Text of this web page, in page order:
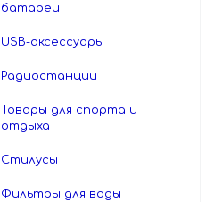
батареи
USB-аксессуары
Радиостанции
Товары для спорта и
отдыха
Стилусы
Фильтры для воды